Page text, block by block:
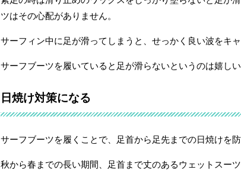
ツはその心配がありません。
サーフィン中に足が滑ってしまうと、せっかく良い波をキ
サーフブーツを履いていると足が滑らないというのは嬉しい
日焼け対策になる
サーフブーツを履くことで、足首から足先までの日焼けを防
秋から春までの長い期間、足首まで丈のあるウェットスー